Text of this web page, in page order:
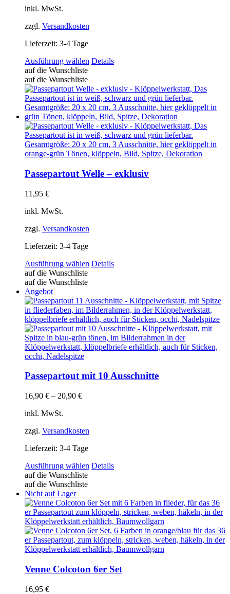
inkl. MwSt.
zzgl. Versandkosten
Lieferzeit: 3-4 Tage
Ausführung wählen Dieses
mehrere
Varianten
auf.
Die
Optionen
können
auf
der
gewählt
werden
Details
auf die Wunschliste
auf die Wunschliste
Passepartout Welle – exklusiv
11,95 €
inkl. MwSt.
zzgl. Versandkosten
Lieferzeit: 3-4 Tage
Ausführung wählen Dieses
Varianten
auf.
Die
Optionen
können
auf
gewählt
Details
auf die Wunschliste
auf die Wunschliste
Angebot
Passepartout mit 10 Ausschnitte
16,90 € – 20,90 €
inkl. MwSt.
zzgl. Versandkosten
Lieferzeit: 3-4 Tage
Ausführung wählen Dieses
Varianten
auf.
Die
Optionen
können
auf
Produktseite
gewählt
Details
auf die Wunschliste
auf die Wunschliste
Nicht auf Lager
Venne Colcoton 6er Set
16,95 €